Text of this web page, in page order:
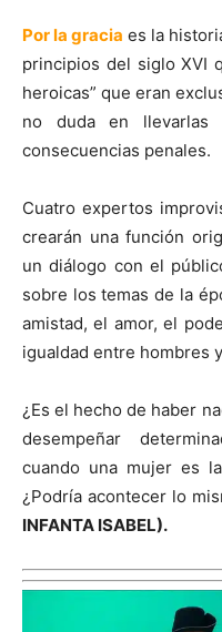
Por la gracia es la
principios del siglo XVI
heroicas” que eran
no duda en llevarlas
consecuencias penales.
Cuatro expertos
crearán una función
un diálogo con el
sobre los temas de la
amistad, el amor, el
igualdad entre hombres
¿Es el hecho de haber
desempeñar
cuando una mujer es
¿Podría acontecer lo
INFANTA ISABEL).